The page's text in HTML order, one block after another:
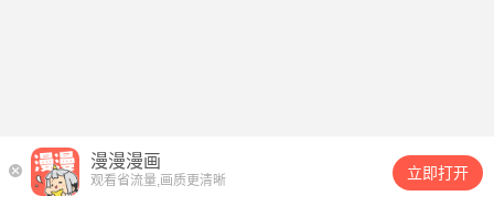
漫漫漫画
观看省流量,画质更清晰 立即打开